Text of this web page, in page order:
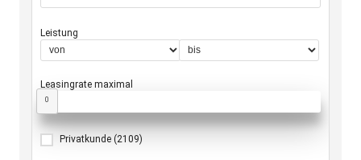
Leistung
Leasingrate maximal
0
Privatkunde (2109)